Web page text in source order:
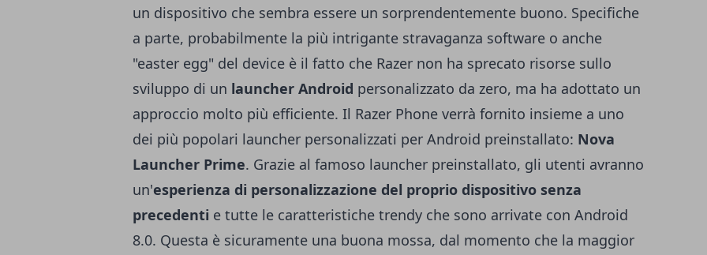
un dispositivo che sembra essere un sorprendentemente buono. Specifiche
a parte, probabilmente la più intrigante stravaganza software o anche
"easter egg" del device è il fatto che Razer non ha sprecato risorse sullo
sviluppo di un launcher Android personalizzato da zero, ma ha adottato un
approccio molto più efficiente. Il Razer Phone verrà fornito insieme a uno
dei più popolari launcher personalizzati per Android preinstallato: Nova
Launcher Prime. Grazie al famoso launcher preinstallato, gli utenti avranno
un'esperienza di personalizzazione del proprio dispositivo senza
precedenti e tutte le caratteristiche trendy che sono arrivate con Android
8.0. Questa è sicuramente una buona mossa, dal momento che la maggior